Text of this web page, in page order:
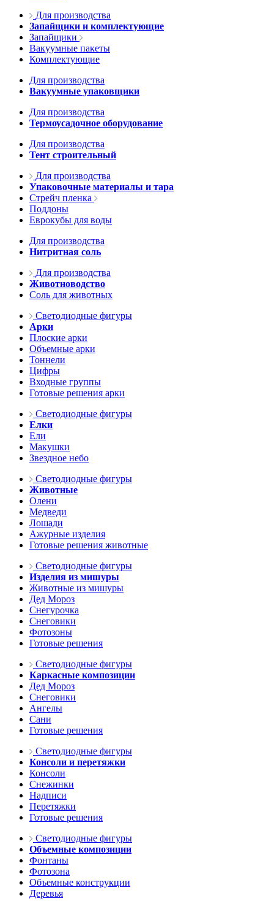
Для производства
Запайщики и комплектующие
Запайщики
Вакуумные пакеты
Комплектующие
Для производства
Вакуумные упаковщики
Для производства
Термоусадочное оборудование
Для производства
Тент строительный
Для производства
Упаковочные материалы и тара
Стрейч пленка
Поддоны
Еврокубы для воды
Для производства
Нитритная соль
Для производства
Животноводство
Соль для животных
Светодиодные фигуры
Арки
Плоские арки
Объемные арки
Тоннели
Цифры
Входные группы
Готовые решения арки
Светодиодные фигуры
Елки
Ели
Макушки
Звездное небо
Светодиодные фигуры
Животные
Олени
Медведи
Лошади
Ажурные изделия
Готовые решения животные
Светодиодные фигуры
Изделия из мишуры
Животные из мишуры
Дед Мороз
Снегурочка
Снеговики
Фотозоны
Готовые решения
Светодиодные фигуры
Каркасные композиции
Дед Мороз
Снеговики
Ангелы
Сани
Готовые решения
Светодиодные фигуры
Консоли и перетяжки
Консоли
Снежинки
Надписи
Перетяжки
Готовые решения
Светодиодные фигуры
Объемные композиции
Фонтаны
Фотозона
Объемные конструкции
Деревья